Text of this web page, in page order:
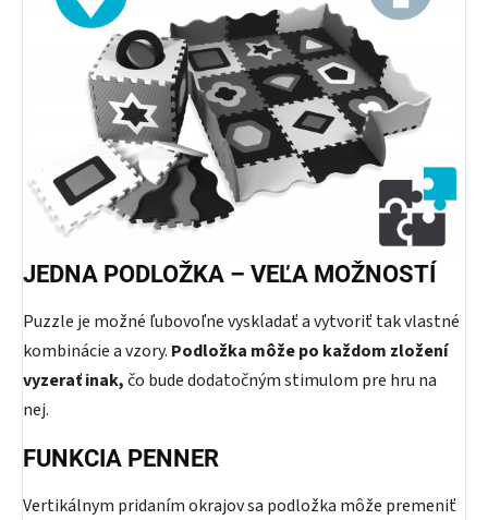
JEDNA PODLOŽKA – VEĽA MOŽNOSTÍ
Puzzle je možné ľubovoľne vyskladať a vytvoriť tak vlastné
kombinácie a vzory. Podložka môže po každom zložení
vyzerať inak,čo bude dodatočným stimulom pre hru na
nej.
FUNKCIA PENNER
Vertikálnym pridaním okrajov sa podložka môže premeniť